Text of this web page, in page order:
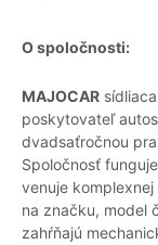
O spoločnosti:
MAJOCAR
poskytovateľ
dvadsaťročnou
Spoločnosť
venuje
na značku, model
zahŕňajú